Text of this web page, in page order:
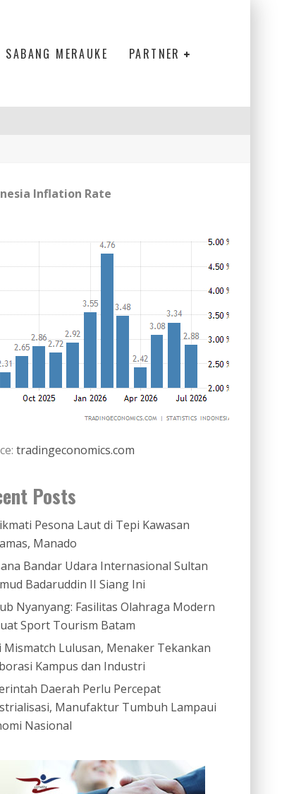
SABANG MERAUKE PARTNER
Inflation Rate
tradingeconomics.com
Posts
Pesona Laut di Tepi Kawasan
Manado
Bandar Udara Internasional Sultan
Badaruddin II Siang Ini
Nyanyang: Fasilitas Olahraga Modern
Sport Tourism Batam
Mismatch Lulusan, Menaker Tekankan
Kampus dan Industri
Daerah Perlu Percepat
Manufaktur Tumbuh Lampaui
Nasional